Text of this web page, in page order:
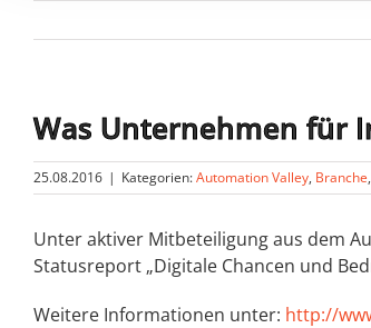
Was Unternehmen für
25.08.2016 | Kategorien:Automation Valley, Branche,
Unter aktiver Mitbeteiligung aus dem
Statusreport „Digitale Chancen und
Weitere Informationen unter: http://